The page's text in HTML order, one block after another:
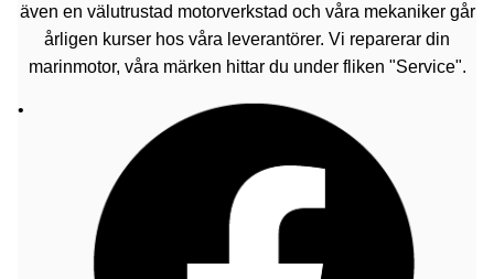
även en välutrustad motorverkstad och våra mekaniker går
årligen kurser hos våra leverantörer. Vi reparerar din
marinmotor, våra märken hittar du under fliken "Service".